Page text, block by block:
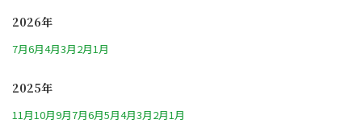
2026年
7月6月4月3月2月1月
2025年
11月10月9月7月6月5月4月3月2月1月